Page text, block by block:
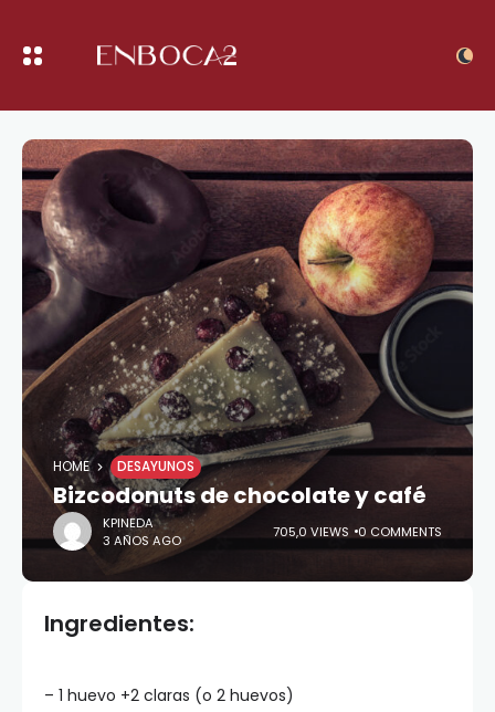
HOME DESAYUNOS
Bizcodonuts de chocolate y café
KPINEDA
3 AÑOS AGO
705,0 VIEWS 0 COMMENTS
Ingredientes:
– 1 huevo +2 claras (o 2 huevos)